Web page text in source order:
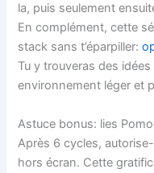
la, puis seulement
En complément, cette
stack sans t’éparpiller:
Tu y trouveras des
environnement léger et
Astuce bonus: lies
Après 6 cycles,
hors écran. Cette